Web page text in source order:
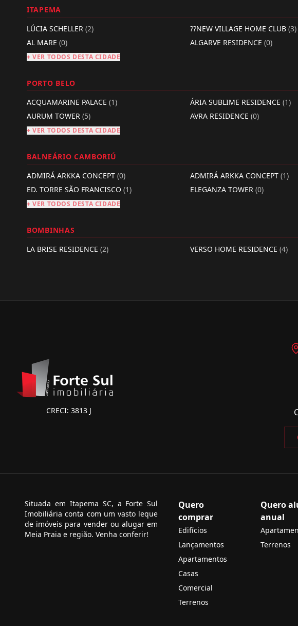
ITAPEMA
LÚCIA SCHELLER (2) ??NEW VILLAGE HOME CLUB (3)
AL MARE (0) ALGARVE RESIDENCE (0)
+ VER TODOS DESTA CIDADE
PORTO BELO
ACQUAMARINE PALACE (1) ÁRIA SUBLIME RESIDENCE (1)
AURUM TOWER (5) AVRA RESIDENCE (0)
+ VER TODOS DESTA CIDADE
BALNEÁRIO CAMBORIÚ
ADMIRÁ ARKKA CONCEPT (0) ADMIRÁ ARKKA CONCEPT (1)
ED. TORRE SÃO FRANCISCO (1) ELEGANZA TOWER (0)
+ VER TODOS DESTA CIDADE
BOMBINHAS
LA BRISE RESIDENCE (2) VERSO HOME RESIDENCE (4)
CRECI: 3813 J
Situada em Itapema SC, a Forte Sul
Imobiliária conta com um vasto leque
de imóveis para vender ou alugar em
Meia Praia e região. Venha conferir!
Quero
comprar
Edifícios
Lançamentos
Apartamentos
Casas
Comercial
Terrenos
Quero
anual
Terrenos